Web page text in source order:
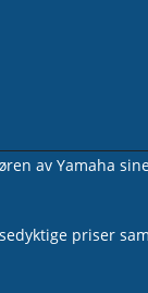
av Yamaha
priser